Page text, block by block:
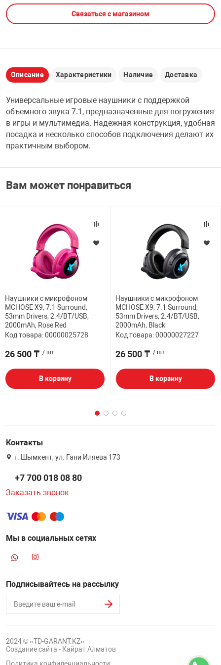
PCI АДАПТЕРЫ
USB
НАБОР ДЛЯ
CD-DVD ДИСКИ
ЛЕНТА ДЛЯ
ДОМА
ТЕХНИКА
Связаться с магазином
Описание Характеристики Наличие Доставка
Универсальные игровые наушники с поддержкой
объемного звука 7.1, предназначенные для погружения
в игры и мультимедиа. Надежная конструкция, удобная
посадка и несколько способов подключения делают их
практичным выбором.
Вам может понравиться
Наушники с микрофоном
MCHOSE X9, 7.1 Surround,
53mm Drivers, 2.4/BT/USB,
2000mAh, Rose Red
Код товара: 00000025728
26 500 ₸ / шт.
В корзину
Наушники с микрофоном
MCHOSE X9, 7.1 Surround,
53mm Drivers, 2.4/BT/USB,
2000mAh, Black
Код товара: 00000027227
26 500 ₸ / шт.
В корзину
Контакты
г. Шымкент, ул. Гани Иляева 173
+7 700 018 08 80
Заказать звонок
Мы в социальных сетях
Подписывайтесь на рассылку
2024 © «TD-GARANT.KZ»
Создание сайта - Кайрат Алматов
Политика конфиденциальности